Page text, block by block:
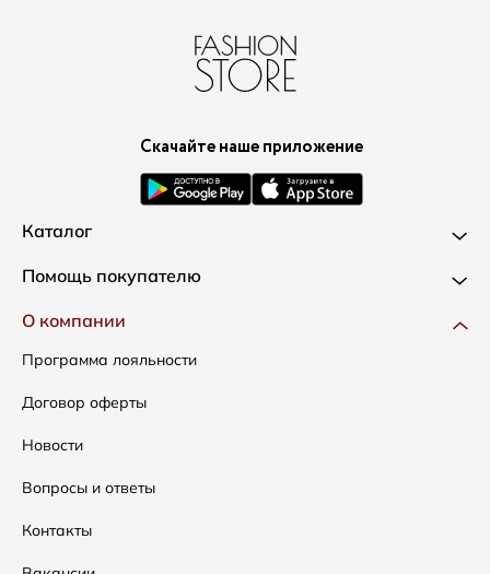
Скачайте наше приложение
Каталог
Новинки
Одежда
Сумки
Аксессуары
Распродажа
Подарочные сертификаты
Помощь покупателю
Доставка и оплата
Как оформить заказ
Условия возвратов
Таблица размеров
Уход за одеждой
О компании
Программа лояльности
Договор оферты
Новости
Вопросы и ответы
Контакты